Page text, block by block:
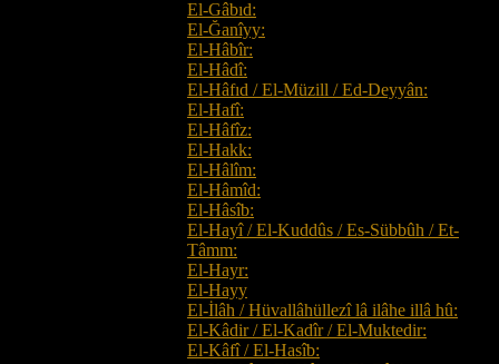
El-Gâbıd:
El-Ğanîyy:
El-Hâbîr:
El-Hâdî:
El-Hâfıd / El-Müzill / Ed-Deyyân:
El-Hafî:
El-Hâfîz:
El-Hakk:
El-Hâlîm:
El-Hâmîd:
El-Hâsîb:
El-Hayî / El-Kuddûs / Es-Sübbûh / Et-
Tâmm:
El-Hayr:
El-Hayy
El-İlâh / Hüvallâhüllezî lâ ilâhe illâ hû:
El-Kâdir / El-Kadîr / El-Muktedir:
El-Kâfî / El-Hasîb: